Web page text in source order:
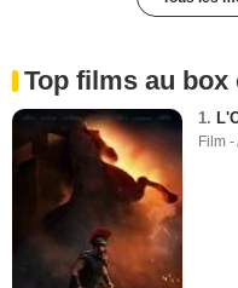
Top films au box
1.
Film -